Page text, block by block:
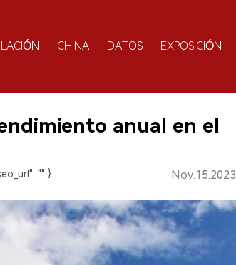
CHINA DATOS EXPOSICIÓN
anual en el
"" } Nov.15.2023